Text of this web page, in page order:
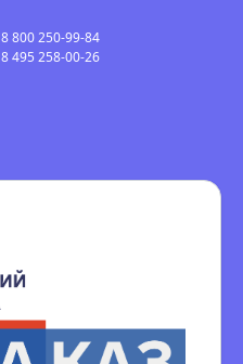
8 800 250-99-84
8 495 258-00-26